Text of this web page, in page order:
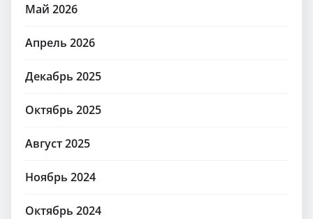
Май 2026
Апрель 2026
Декабрь 2025
Октябрь 2025
Август 2025
Ноябрь 2024
Октябрь 2024